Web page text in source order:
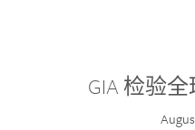
GIA 检验